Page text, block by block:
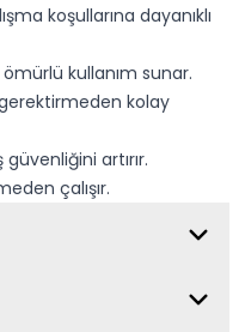
koşullarına dayanıklı
kullanım sunar.
kolay
artırır.
çalışır.